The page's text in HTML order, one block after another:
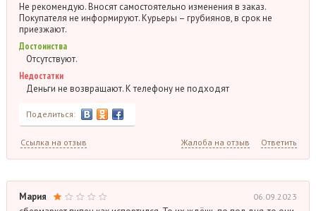
Не рекомендую. Вносят самостоятельно изменения в заказ.
Покупателя не информируют. Курьеры – грубиянов, в срок не
приезжают.
Достоинства
Отсутствуют.
Недостатки
Деньги не возвращают. К телефону не подходят
Поделиться:
Ссылка на отзыв Жалоба на отзыв Ответить
Мария 06.09.2023